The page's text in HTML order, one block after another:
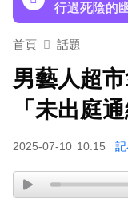
行過死陰的
下載東森
小24歲女友
三傳聞」：
首頁 話題
男藝人超
「未出庭
2025-07-10 10:15